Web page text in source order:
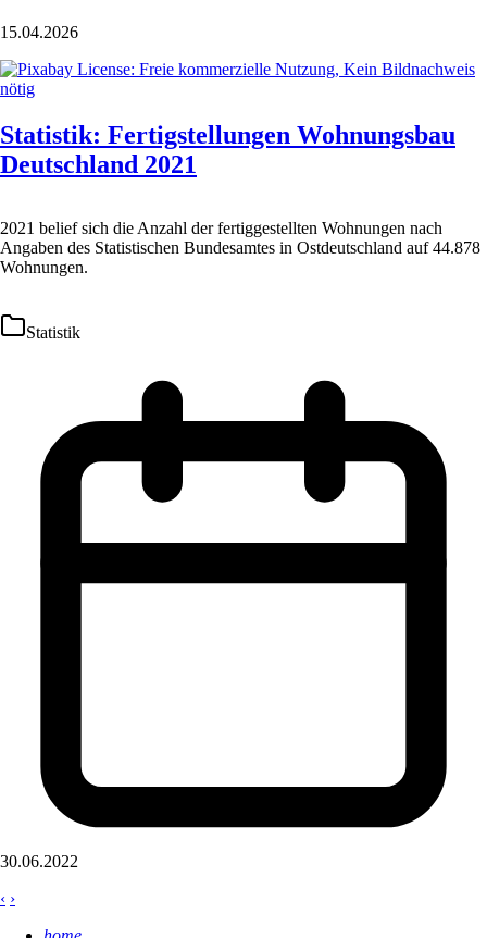
15.04.2026
Statistik: Fertigstellungen Wohnungsbau
Deutschland 2021
2021 belief sich die Anzahl der fertiggestellten Wohnungen nach
Angaben des Statistischen Bundesamtes in Ostdeutschland auf 44.878
Wohnungen.
Statistik
30.06.2022
‹ ›